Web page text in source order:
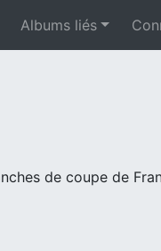
Albums liés
de coupe de